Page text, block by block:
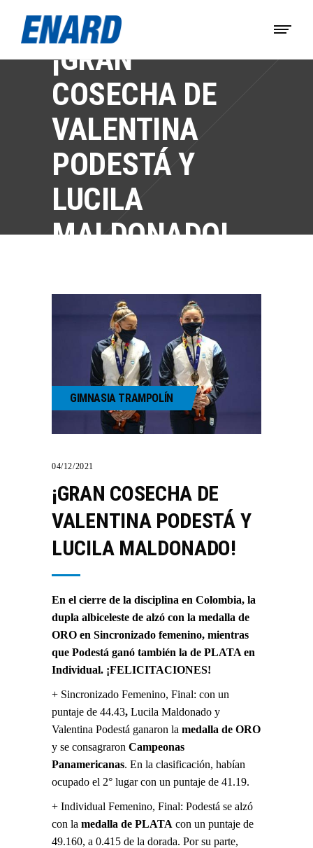
¡GRAN
COSECHA DE
VALENTINA
PODESTÁ Y
LUCILA
MALDONADO!
GIMNASIA TRAMPOLÍN
04/12/2021
¡GRAN COSECHA DE
VALENTINA PODESTÁ Y
LUCILA MALDONADO!
En el cierre de la disciplina en Colombia, la
dupla albiceleste de alzó con la medalla de
ORO en Sincronizado femenino, mientras
que Podestá ganó también la de PLATA en
Individual. ¡FELICITACIONES!
+ Sincronizado Femenino, Final: con un
puntaje de 44.43, Lucila Maldonado y
Valentina Podestá ganaron la medalla de ORO
y se consagraron Campeonas
Panamericanas. En la clasificación, habían
ocupado el 2° lugar con un puntaje de 41.19.
+ Individual Femenino, Final: Podestá se alzó
con la medalla de PLATA con un puntaje de
49.160, a 0.415 de la dorada. Por su parte,